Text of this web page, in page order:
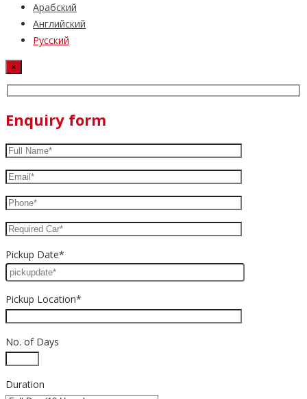
Арабский
Английский
Русский
×
Enquiry form
Pickup Date*
Pickup Location*
No. of Days
Duration